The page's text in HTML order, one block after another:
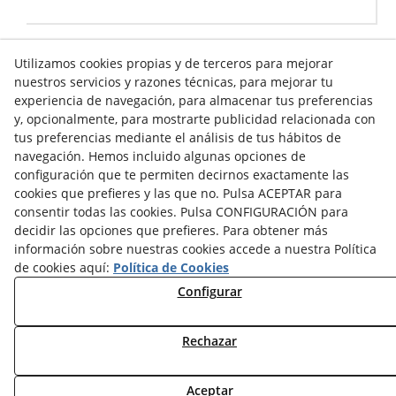
Info venta online
Contacto
Av. Tarragona, s/n
25300 Tàrrega(Lleida)España
973 310 732
carviresa@carviresa.com
© 08/2026 C.A.R. Vinicolas Reunidas, S.A. - Todos los
derechos reservados.
Utilizamos cookies propias y de terceros para mejorar
nuestros servicios y razones técnicas, para mejorar tu
experiencia de navegación, para almacenar tus preferencias
y, opcionalmente, para mostrarte publicidad relacionada con
tus preferencias mediante el análisis de tus hábitos de
navegación. Hemos incluido algunas opciones de
configuración que te permiten decirnos exactamente las
cookies que prefieres y las que no. Pulsa ACEPTAR para
consentir todas las cookies. Pulsa CONFIGURACIÓN para
decidir las opciones que prefieres. Para obtener más
información sobre nuestras cookies accede a nuestra Política
de cookies aquí: Política de Cookies
Configurar
Rechazar
Aceptar